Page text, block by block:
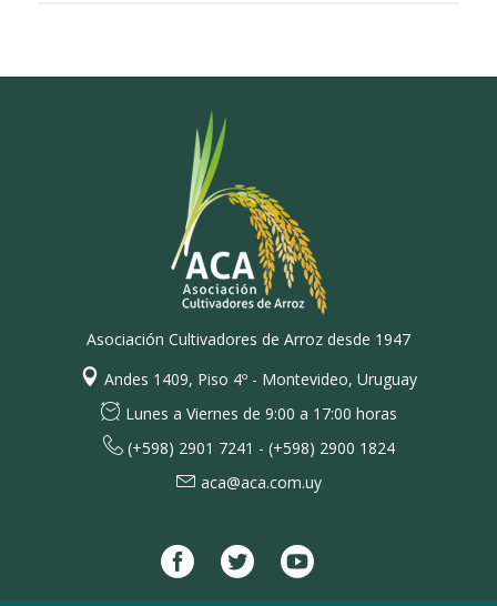
Asociación Cultivadores de Arroz desde 1947
Andes 1409, Piso 4º - Montevideo, Uruguay
Lunes a Viernes de 9:00 a 17:00 horas
(+598) 2901 7241 - (+598) 2900 1824
aca@aca.com.uy